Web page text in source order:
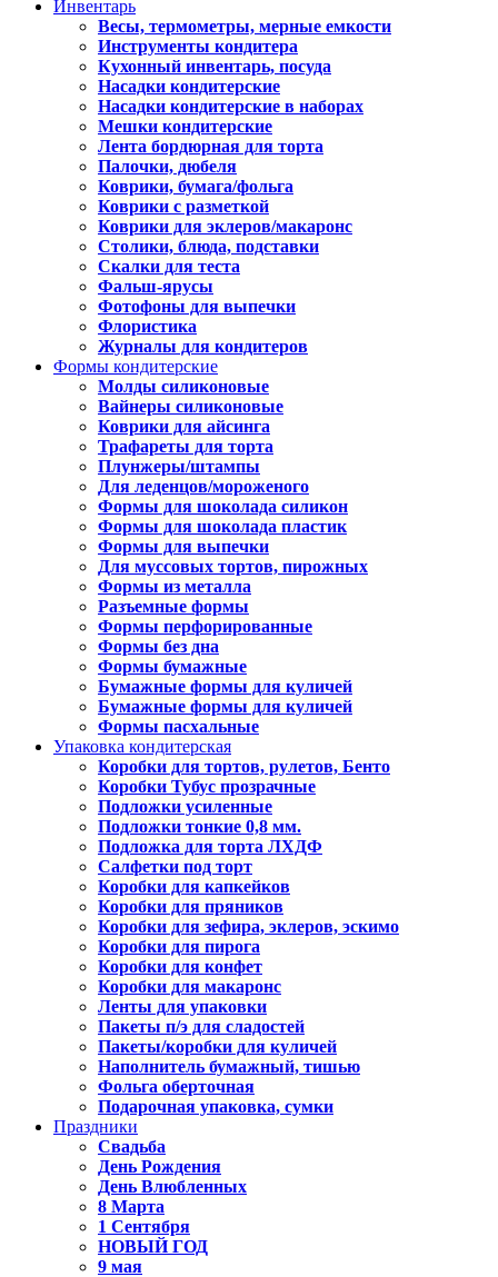
Инвентарь
Весы, термометры, мерные емкости
Инструменты кондитера
Кухонный инвентарь, посуда
Насадки кондитерские
Насадки кондитерские в наборах
Мешки кондитерские
Лента бордюрная для торта
Палочки, дюбеля
Коврики, бумага/фольга
Коврики с разметкой
Коврики для эклеров/макаронс
Столики, блюда, подставки
Скалки для теста
Фальш-ярусы
Фотофоны для выпечки
Флористика
Журналы для кондитеров
Формы кондитерские
Молды силиконовые
Вайнеры силиконовые
Коврики для айсинга
Трафареты для торта
Плунжеры/штампы
Для леденцов/мороженого
Формы для шоколада силикон
Формы для шоколада пластик
Формы для выпечки
Для муссовых тортов, пирожных
Формы из металла
Разъемные формы
Формы перфорированные
Формы без дна
Формы бумажные
Бумажные формы для куличей
Бумажные формы для куличей
Формы пасхальные
Упаковка кондитерская
Коробки для тортов, рулетов, Бенто
Коробки Тубус прозрачные
Подложки усиленные
Подложки тонкие 0,8 мм.
Подложка для торта ЛХДФ
Салфетки под торт
Коробки для капкейков
Коробки для пряников
Коробки для зефира, эклеров, эскимо
Коробки для пирога
Коробки для конфет
Коробки для макаронс
Ленты для упаковки
Пакеты п/э для сладостей
Пакеты/коробки для куличей
Наполнитель бумажный, тишью
Фольга оберточная
Подарочная упаковка, сумки
Праздники
Свадьба
День Рождения
День Влюбленных
8 Марта
1 Сентября
НОВЫЙ ГОД
9 мая